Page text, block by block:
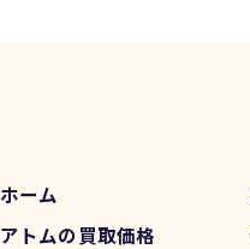
ホーム
アトムの買取価格